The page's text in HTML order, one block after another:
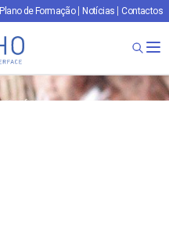
Plano de Formação Notícias Contactos